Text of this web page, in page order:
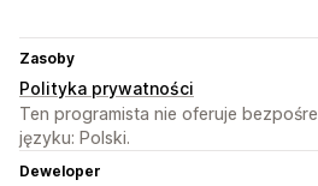
Zasoby
Polityka prywatności
Ten programista nie oferuje
języku: Polski.
Deweloper